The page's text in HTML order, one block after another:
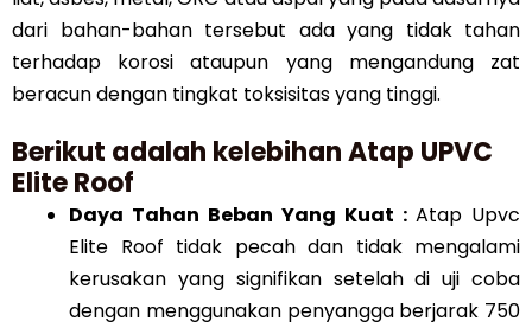
dari bahan-bahan tersebut ada yang tidak tahan
terhadap korosi ataupun yang mengandung zat
beracun dengan tingkat toksisitas yang tinggi.
Berikut adalah kelebihan Atap UPVC
Elite Roof
Daya Tahan Beban Yang Kuat : Atap Upvc
Elite Roof tidak pecah dan tidak mengalami
kerusakan yang signifikan setelah di uji coba
dengan menggunakan penyangga berjarak 750